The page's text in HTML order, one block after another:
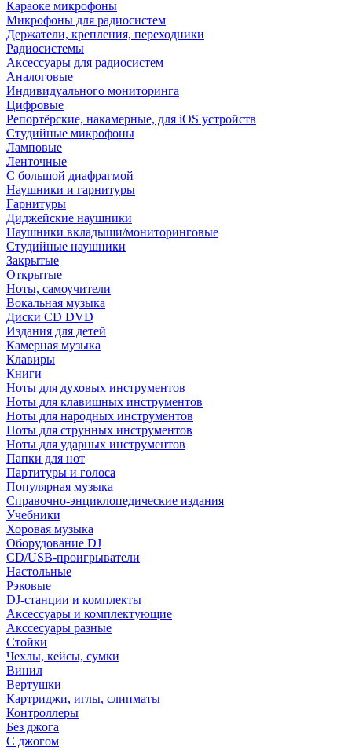
Караоке микрофоны
Микрофоны для радиосистем
Держатели, крепления, переходники
Радиосистемы
Аксессуары для радиосистем
Аналоговые
Индивидуального мониторинга
Цифровые
Репортёрские, накамерные, для iOS устройств
Студийные микрофоны
Ламповые
Ленточные
С большой диафрагмой
Наушники и гарнитуры
Гарнитуры
Диджейские наушники
Наушники вкладыши/мониторинговые
Студийные наушники
Закрытые
Открытые
Ноты, самоучители
Вокальная музыка
Диски CD DVD
Издания для детей
Камерная музыка
Клавиры
Книги
Ноты для духовых инструментов
Ноты для клавишных инструментов
Ноты для народных инструментов
Ноты для струнных инструментов
Ноты для ударных инструментов
Папки для нот
Партитуры и голоса
Популярная музыка
Справочно-энциклопедические издания
Учебники
Хоровая музыка
Оборудование DJ
CD/USB-проигрыватели
Настольные
Рэковые
DJ-станции и комплекты
Аксессуары и комплектующие
Акссесуары разные
Стойки
Чехлы, кейсы, сумки
Винил
Вертушки
Картриджи, иглы, слипматы
Контроллеры
Без джога
С джогом